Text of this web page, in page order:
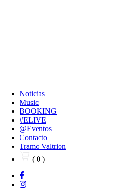
Noticias
Music
BOOKING
#ELIVE
@Eventos
Contacto
Tramo Valtrion
( 0 )